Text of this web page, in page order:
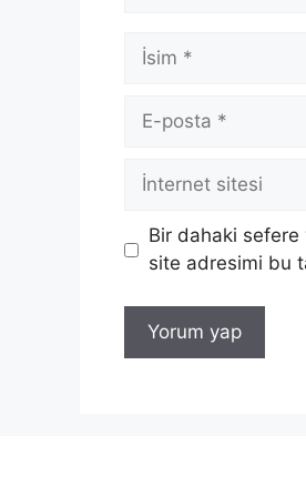
İsim
posta
İnternet
Bir dahaki sefere
site adresimi bu